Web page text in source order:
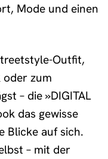
Mode und einen
Outfit,
oder zum
– die »DIGITAL
das gewisse
Blicke auf sich.
– mit der